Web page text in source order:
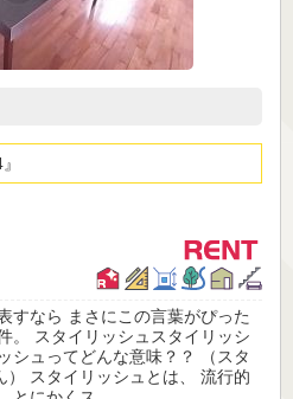
すなら まさにこの言葉がぴった
。 スタイリッシュスタイリッシ
シュってどんな意味？？ （スタ
） スタイリッシュとは、 流行的